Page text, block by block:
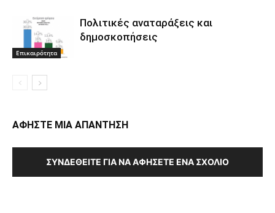
Επικαιρότητα
Πολιτικές αναταράξεις και
δημοσκοπήσεις
ΑΦΗΣΤΕ ΜΙΑ ΑΠΑΝΤΗΣΗ
ΣΥΝΔΕΘΕΊΤΕ ΓΙΑ ΝΑ ΑΦΉΣΕΤΕ ΈΝΑ ΣΧΌΛΙΟ